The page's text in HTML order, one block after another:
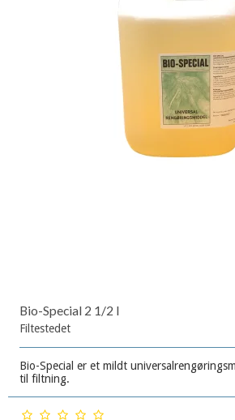
Bio-Special 2 1/2 l
Filtestedet
Bio-Special er et mildt
til filtning.